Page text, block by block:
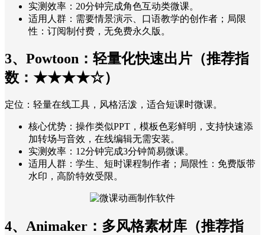
实测效率：20分钟完成角色互动类微课。
适用人群：需要情景演示、口语教学的创作者；局限
性：订阅制付费，无免费永久版。
3、Powtoon：轻量化快速出片（推荐指
数：★★★★☆）
定位：轻量在线工具，风格活泼，适合短课时微课。
核心优势：操作类似PPT，模板色彩鲜明，支持快速添
加转场与音效，在线编辑无需安装。
实测效率：12分钟完成3分钟简易微课。
适用人群：学生、短时课程制作者；局限性：免费版带
水印，高阶特效受限。
4、Animaker：多风格素材库（推荐指